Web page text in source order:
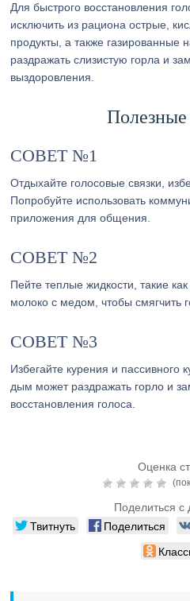
Для быстрого восстановления
исключить из рациона острые,
продукты, а также газированные
раздражать слизистую горла и
выздоровления.
Полезные
СОВЕТ №1
Отдыхайте голосовые связки,
Попробуйте использовать
приложения для общения.
СОВЕТ №2
Пейте теплые жидкости, такие
молоко с медом, чтобы смягчить
СОВЕТ №3
Избегайте курения и пассивного
дым может раздражать горло и
восстановления голоса.
Оценка
Поделиться с
Твитнуть Поделиться